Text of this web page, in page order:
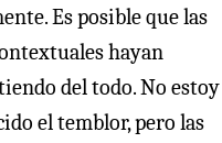
Es posible que las
hayan
del todo. No estoy
el temblor, pero las